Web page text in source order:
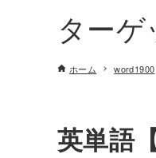
ター
ホーム word1900
英単語